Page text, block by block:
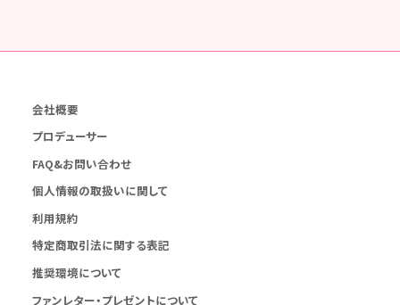
会社概要
プロデューサー
FAQ&お問い合わせ
個人情報の取扱いに関して
利用規約
特定商取引法に関する表記
推奨環境について
ファンレター・プレゼントについて